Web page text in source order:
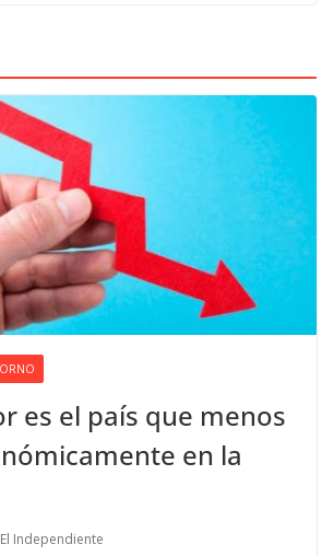
es el país que menos
en la
El Independiente